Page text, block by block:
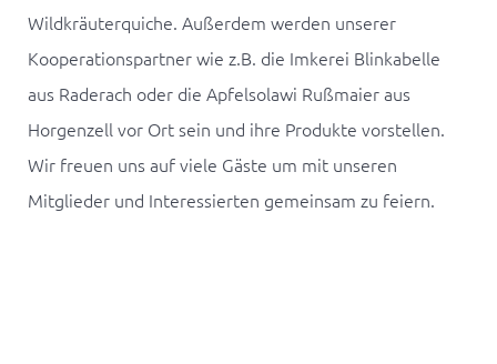
Wildkräuterquiche. Außerdem werden unserer
Kooperationspartner wie z.B. die Imkerei Blinkabelle
aus Raderach oder die Apfelsolawi Rußmaier aus
Horgenzell vor Ort sein und ihre Produkte vorstellen.
Wir freuen uns auf viele Gäste um mit unseren
Mitglieder und Interessierten gemeinsam zu feiern.